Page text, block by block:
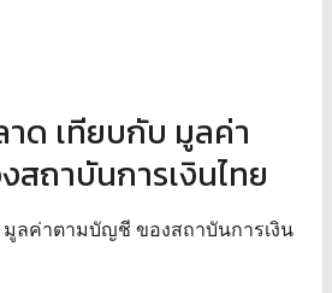
ด เทียบกับ มูลค่า
ถาบันการเงินไทย
ลค่าตามบัญชี ของสถาบันการเงิน